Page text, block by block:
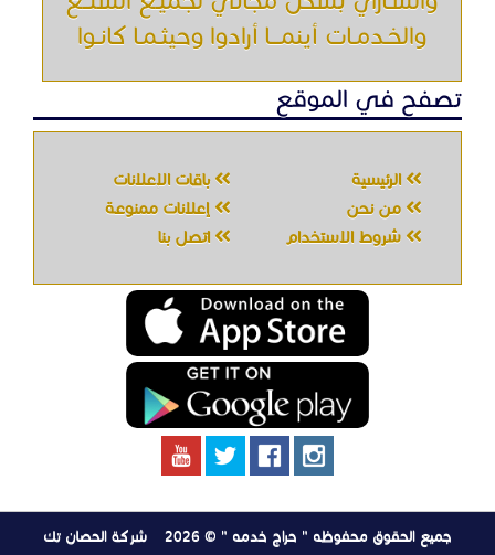
لتقنية المعلومات